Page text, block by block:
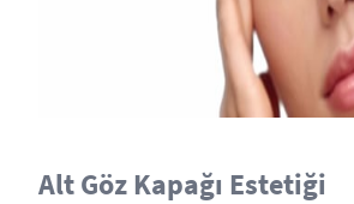
Alt Göz Kapağı Estetiği